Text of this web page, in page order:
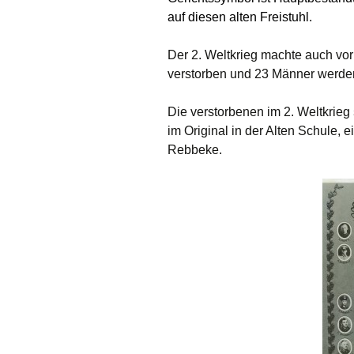
auf diesen alten Freistuhl.
Der 2. Weltkrieg machte auch
verstorben und 23 Männer
Die verstorbenen im 2.
im Original in der Alten Schule,
Rebbeke.